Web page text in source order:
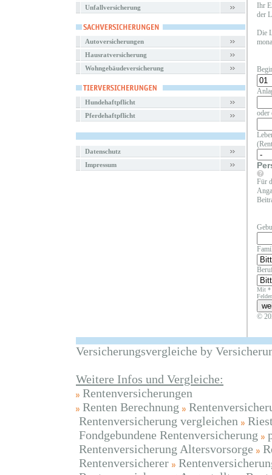
Unfallversicherung
Autoversicherungen
Hausratversicherung
Wohngebäudeversicherung
Hundehaftpflicht
Pferdehaftpflicht
Datenschutz
Impressum
Ihr
der
Die
oder
Für
Mit *
©
Versicherungsvergleiche by
Weitere Infos und Vergleiche:
Rentenversicherungen
Renten Berechnung
Rentenversicherung vergleichen
Fondgebundene Rentenversicherung
Rentenversicherung Altersvorsorge
Rentenversicherer